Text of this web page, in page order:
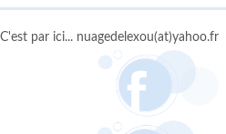
C'est par ici... nuagedelexou(at)yahoo.fr